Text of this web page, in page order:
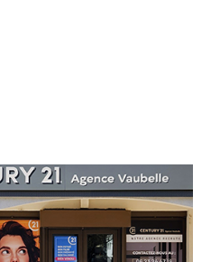
Vaubelle
Foch
- 83170